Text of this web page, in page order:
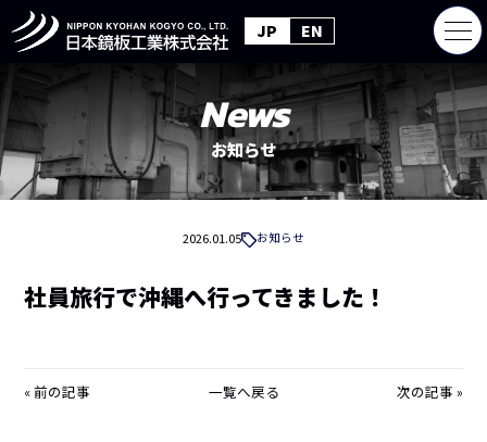
JP EN
News
お知らせ
2026.01.05 お知らせ
社員旅行で沖縄へ行ってきました！
前の記事 一覧へ戻る 次の記事